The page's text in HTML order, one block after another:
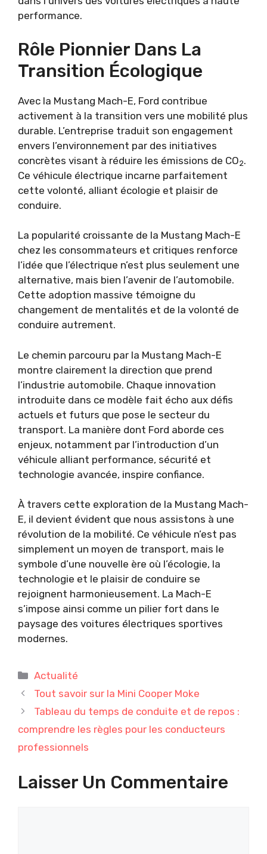
performance.
Rôle Pionnier Dans La
Transition Écologique
Avec la Mustang Mach-E, Ford contribue
activement à la transition vers une mobilité plus
durable. L’entreprise traduit son engagement
envers l’environnement par des initiatives
concrètes visant à réduire les émissions de CO2.
Ce véhicule électrique incarne parfaitement
cette volonté, alliant écologie et plaisir de
conduire.
La popularité croissante de la Mustang Mach-E
chez les consommateurs et critiques renforce
l’idée que l’électrique n’est plus seulement une
alternative, mais bien l’avenir de l’automobile.
Cette adoption massive témoigne du
changement de mentalités et de la volonté de
conduire autrement.
Le chemin parcouru par la Mustang Mach-E
montre clairement la direction que prend
l’industrie automobile. Chaque innovation
introduite dans ce modèle fait écho aux défis
actuels et futurs que pose le secteur du
transport. La manière dont Ford aborde ces
enjeux, notamment par l’introduction d’un
véhicule alliant performance, sécurité et
technologie avancée, inspire confiance.
À travers cette exploration de la Mustang Mach-
E, il devient évident que nous assistons à une
révolution de la mobilité. Ce véhicule n’est pas
simplement un moyen de transport, mais le
symbole d’une nouvelle ère où l’écologie, la
technologie et le plaisir de conduire se
rejoignent harmonieusement. La Mach-E
s’impose ainsi comme un pilier fort dans le
paysage des voitures électriques sportives
modernes.
Catégories
Actualité
Tout savoir sur la Mini Cooper Moke
Tableau du temps de conduite et de repos :
comprendre les règles pour les conducteurs
professionnels
Laisser Un Commentaire